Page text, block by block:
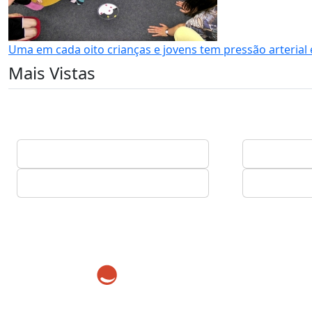
Uma em cada oito crianças e jovens tem pressão arterial
Mais Vistas